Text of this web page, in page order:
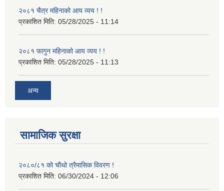
२०८१ चैत्र महिनाको आय व्यय ! !
प्रकाशित मिति: 05/28/2025 - 11:14
२०८१ फागुन महिनाको आय व्यय ! !
प्रकाशित मिति: 05/28/2025 - 11:13
अन्य
सामाजिक सुरक्षा
२०८०/८१ को चौथो त्रैमासिक विवरण !
प्रकाशित मिति: 06/30/2024 - 12:06